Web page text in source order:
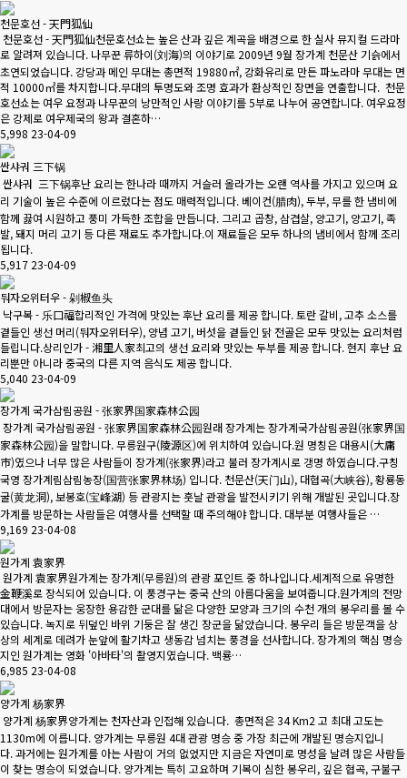
천문호선 - 天門狐仙
천문호선 - 天門狐仙천문호선쇼는 높은 산과 깊은 계곡을 배경으로 한 실사 뮤지컬 드라마
로 알려져 있습니다. 나무꾼 류하이(刘海)의 이야기로 2009년 9월 장가계 천문산 기슭에서
초연되었습니다. 강당과 메인 무대는 총면적 19880㎡, 강화유리로 만든 파노라마 무대는 면
적 10000㎡를 차지합니다.무대의 투명도와 조명 효과가 환상적인 장면을 연출합니다. 천문
호선쇼는 여우 요정과 나무꾼의 낭만적인 사랑 이야기를 5부로 나누어 공연합니다. 여우요정
은 강제로 여우제국의 왕과 결혼하…
5,998 23-04-09
싼샤궈 三下锅
싼샤궈 三下锅후난 요리는 한나라 때까지 거슬러 올라가는 오랜 역사를 가지고 있으며 요
리 기술이 높은 수준에 이르렀다는 점도 매력적입니다. 베이컨(腊肉), 두부, 무를 한 냄비에
함께 끓여 시원하고 풍미 가득한 조합을 만듭니다. 그리고 곱창, 삼겹살, 양고기, 양고기, 족
발, 돼지 머리 고기 등 다른 재료도 추가합니다.이 재료들은 모두 하나의 냄비에서 함께 조리
됩니다.
5,917 23-04-09
둬자오위터우 - 剁椒鱼头
낙구복 - 乐口福합리적인 가격에 맛있는 후난 요리를 제공 합니다. 토란 갈비, 고추 소스를
곁들인 생선 머리(둬자오위터우), 양념 고기, 버섯을 곁들인 닭 전골은 모두 맛있는 요리처럼
들립니다.상리인가 - 湘里人家최고의 생선 요리와 맛있는 두부를 제공 합니다. 현지 후난 요
리뿐만 아니라 중국의 다른 지역 음식도 제공 합니다.
5,040 23-04-09
장가계 국가삼림공원 - 张家界国家森林公园
장가계 국가삼림공원 - 张家界国家森林公园원래 장가계는 장가계국가삼림공원(张家界国
家森林公园)을 말합니다. 무릉원구(陵源区)에 위치하여 있습니다.원 명칭은 대용시(大庸
市)였으나 너무 많은 사람들이 장가계(张家界)라고 불러 장가계시로 갱명 하였습니다.구칭
국영 장가계림삼림농장(国营张家界林场) 입니다. 천문산(天门山), 대협곡(大峡谷), 황룡동
굴(黄龙洞), 보봉호(宝峰湖) 등 관광지는 훗날 관광을 발전시키기 위해 개발된 곳입니다.장
가계를 방문하는 사람들은 여행사를 선택할 때 주의해야 합니다. 대부분 여행사들은 …
9,169 23-04-08
원가계 袁家界
원가계 袁家界원가계는 장가계(무릉원)의 관광 포인트 중 하나입니다.세계적으로 유명한
金鞭溪로 장식되어 있습니다. 이 풍경구는 중국 산의 아름다움을 보여줍니다.원가계의 전망
대에서 방문자는 웅장한 용감한 군대를 닮은 다양한 모양과 크기의 수천 개의 봉우리를 볼 수
있습니다. 녹지로 뒤덮인 바위 기둥은 잘 생긴 장군을 닮았습니다. 봉우리 들은 방문객을 상
상의 세계로 데려가 눈앞에 활기차고 생동감 넘치는 풍경을 선사합니다. 장가계의 핵심 명승
지인 원가계는 영화 '아바타'의 촬영지였습니다. 백룡…
6,985 23-04-08
양가계 杨家界
양가계 杨家界양가계는 천자산과 인접해 있습니다. 총면적은 34 Km2 고 최대 고도는
1130m에 이릅니다. 양가계는 무릉원 4대 관광 명승 중 가장 최근에 개발된 명승지입니
다. 과거에는 원가계를 아는 사람이 거의 없었지만 지금은 자연미로 명성을 날려 많은 사람들
이 찾는 명승이 되었습니다. 양가계는 특히 고요하며 기복이 심한 봉우리, 깊은 협곡, 구불구